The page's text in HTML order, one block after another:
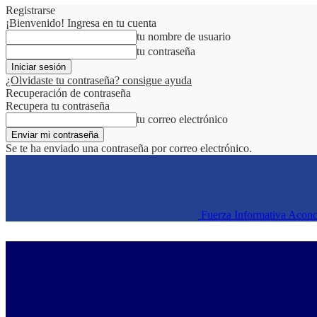
Registrarse
¡Bienvenido! Ingresa en tu cuenta
tu nombre de usuario
tu contraseña
¿Olvidaste tu contraseña? consigue ayuda
Recuperación de contraseña
Recupera tu contraseña
tu correo electrónico
Se te ha enviado una contraseña por correo electrónico.
Fuerza Informativa